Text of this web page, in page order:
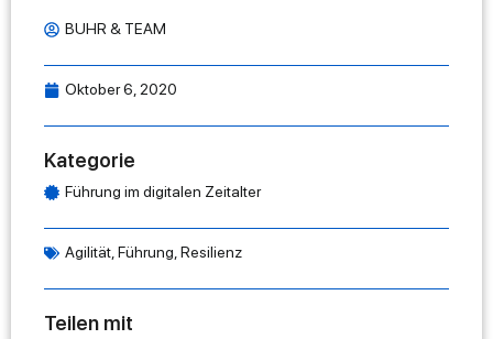
BUHR & TEAM
Oktober 6, 2020
Kategorie
Führung im digitalen Zeitalter
Agilität,Führung,Resilienz
Teilen mit